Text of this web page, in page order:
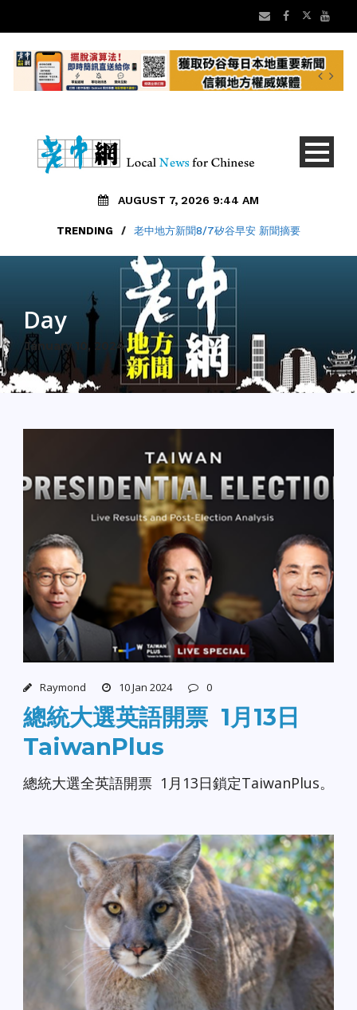
AUGUST 7, 2026 9:44 AM
TRENDING / 老中地方新聞8/7矽谷早安 新聞摘要
Day
January 10, 2024
Raymond 10 Jan 2024 0
總統大選英語開票 1月13日
TaiwanPlus
總統大選全英語開票 1月13日鎖定TaiwanPlus。